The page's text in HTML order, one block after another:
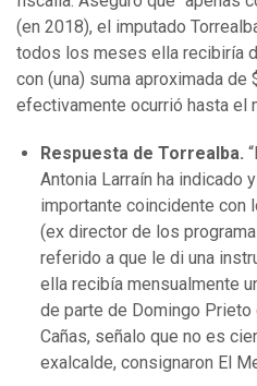
(en 2018), el imputado
todos los meses ella recibiría
con (una) suma aproximada de
efectivamente ocurrió hasta el
Respuesta de Torrealba.
Antonia Larraín ha indicado
importante coincidente con
(ex director de los
referido a que le di una
ella recibía mensualmente
de parte de Domingo Prieto
Cañas, señalo que no es
exalcalde, consignaron El